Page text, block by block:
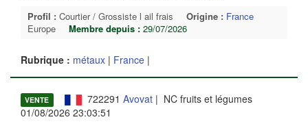
Profil : Courtier / Grossiste l ail frais Origine : France
Europe
Membre depuis : 29/07/2026
Rubrique : métaux | France |
VENTE 722291 Avovat| NC fruits et légumes
01/08/2026 23:03:51